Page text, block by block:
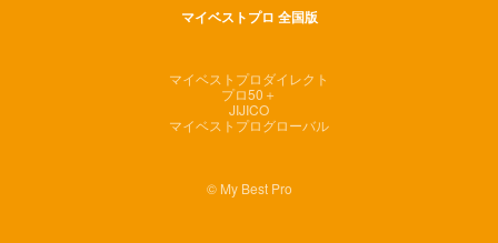
マイベストプロ 全国版
マイベストプロダイレクト
プロ50＋
JIJICO
マイベストプログローバル
© My Best Pro